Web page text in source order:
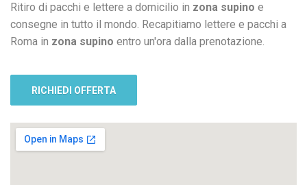
Ritiro di pacchi e lettere a domicilio in zona supino e
consegne in tutto il mondo. Recapitiamo lettere e pacchi a
Roma in zona supino entro un'ora dalla prenotazione.
RICHIEDI OFFERTA